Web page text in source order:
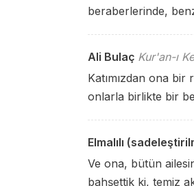
beraberlerinde,
Ali Bulaç Kur'an-ı
Katımızdan ona
onlarla birlikte bir
Elmalılı
Ve ona, bütün
bahşettik ki, temiz